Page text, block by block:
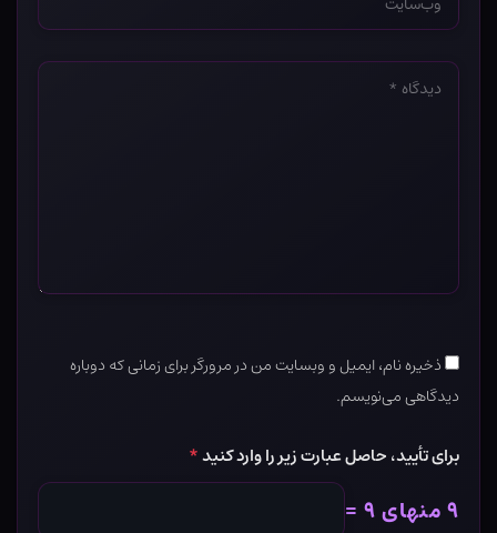
*
دیدگاه
ذخیره نام، ایمیل و وبسایت من در مرورگر برای زمانی که دوباره
دیدگاهی می‌نویسم.
برای تأیید، حاصل عبارت زیر را وارد کنید*
۹ منهای ۹ =